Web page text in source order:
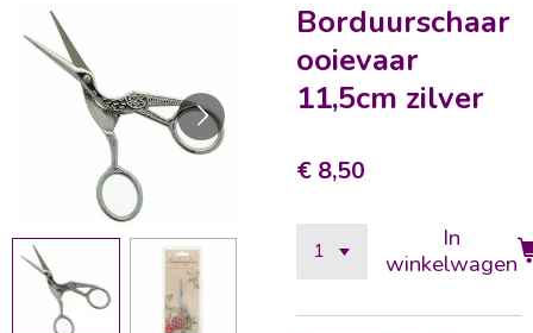
Borduurschaar
ooievaar
11,5cm zilver
€ 8,50
In
winkelwagen